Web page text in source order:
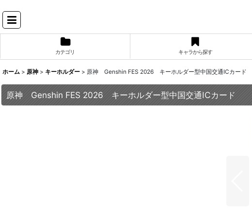
カテゴリ キャラから探す
ホーム > 原神 > キーホルダー > 原神 Genshin FES 2026 キーホルダー型中国交通ICカード
原神 Genshin FES 2026 キーホルダー型中国交通ICカード